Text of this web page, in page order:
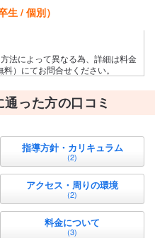
生 / 個別）
法によって異なる為、詳細は料金
）にてお問合せください。
った方の口コミ
指導方針・カリキュラム
(2)
アクセス・周りの環境
(2)
料金について
(3)